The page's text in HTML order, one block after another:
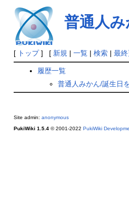
普通人
[ トップ] [ 新規 | 一覧| 検索| 最
履歴一覧
普通人みかん/誕生日
Site admin: anonymous
PukiWiki 1.5.4© 2001-2022 PukiWiki